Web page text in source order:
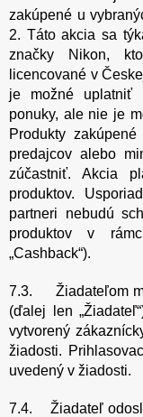
zakúpené u
2. Táto akcia sa
značky Nikon,
licencované v
je možné uplatniť
ponuky, ale nie je
Produkty
predajcov alebo
zúčastniť. Akcia
produktov.
partneri nebudú
produktov v
„Cashback“).
7.3. Žiadateľom
(ďalej len
vytvorený
žiadosti.
uvedený v žiadosti.
7.4. Žiadateľ